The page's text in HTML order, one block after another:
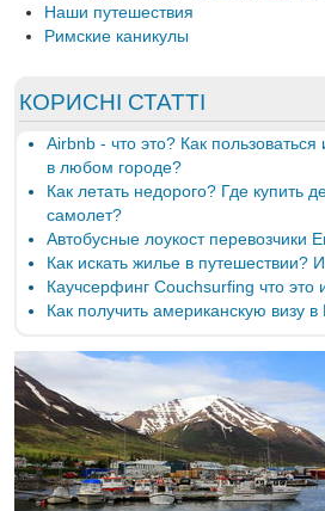
Наши путешествия
Римские каникулы
КОРИСНІ СТАТТІ
Airbnb - что это? Как
в любом городе?
Как летать недорого? Где купить
самолет?
Автобусные лоукост перевозчики
Как искать жилье в путешествии?
Каучсерфинг Couchsurfing что это
Как получить американскую визу